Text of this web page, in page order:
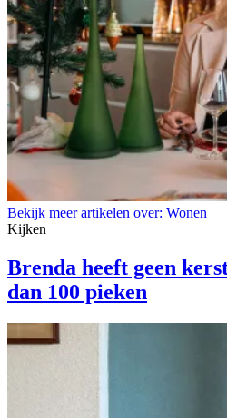
Bekijk meer artikelen over: Wonen
Kijken
Brenda heeft geen
dan 100 pieken